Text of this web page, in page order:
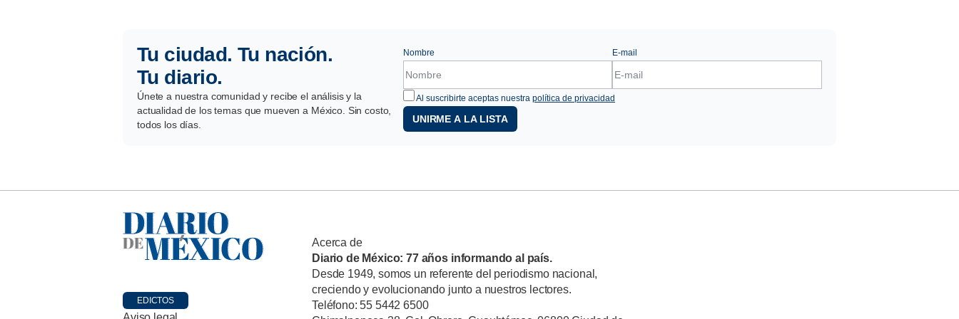
Tu ciudad. Tu nación.
Tu diario.
Únete a nuestra comunidad y recibe el análisis y la
actualidad de los temas que mueven a México. Sin costo,
todos los días.
Nombre E-mail
Al suscribirte aceptas nuestra política de privacidad
UNIRME A LA LISTA
EDICTOS
Acerca de
Diario de México: 77 años informando al país.
Desde 1949, somos un referente del periodismo nacional,
creciendo y evolucionando junto a nuestros lectores.
Teléfono: 55 5442 6500